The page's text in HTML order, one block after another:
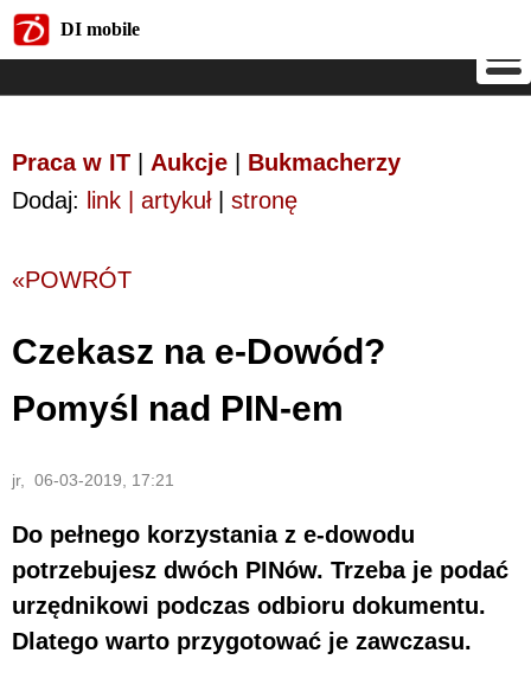
DI mobile
Praca w IT Aukcje
Bukmacherzy
Dodaj: link | artykuł| stronę
«POWRÓT
Czekasz na e-Dowód?
Pomyśl nad PIN-em
jr, 06-03-2019, 17:21
Do pełnego korzystania z e-dowodu
potrzebujesz dwóch PINów. Trzeba je podać
urzędnikowi podczas odbioru dokumentu.
Dlatego warto przygotować je zawczasu.
DI mobile